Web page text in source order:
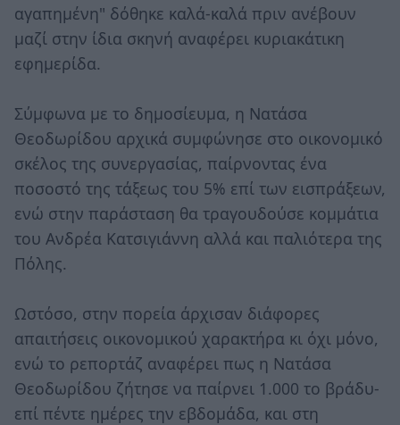
αγαπημένη" δόθηκε καλά-καλά πριν ανέβουν
μαζί στην ίδια σκηνή αναφέρει κυριακάτικη
εφημερίδα.
Σύμφωνα με το δημοσίευμα, η Νατάσα
Θεοδωρίδου αρχικά συμφώνησε στο οικονομικό
σκέλος της συνεργασίας, παίρνοντας ένα
ποσοστό της τάξεως του 5% επί των εισπράξεων,
ενώ στην παράσταση θα τραγουδούσε κομμάτια
του Ανδρέα Κατσιγιάννη αλλά και παλιότερα της
Πόλης.
Ωστόσο, στην πορεία άρχισαν διάφορες
απαιτήσεις οικονομικού χαρακτήρα κι όχι μόνο,
ενώ το ρεπορτάζ αναφέρει πως η Νατάσα
Θεοδωρίδου ζήτησε να παίρνει 1.000 το βράδυ-
επί πέντε ημέρες την εβδομάδα, και στη